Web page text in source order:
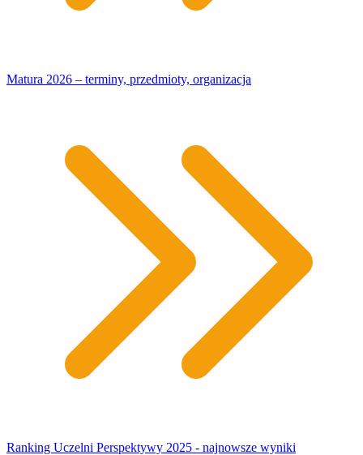
Matura 2026 – terminy, przedmioty, organizacja
Ranking Uczelni Perspektywy 2025 - najnowsze wyniki